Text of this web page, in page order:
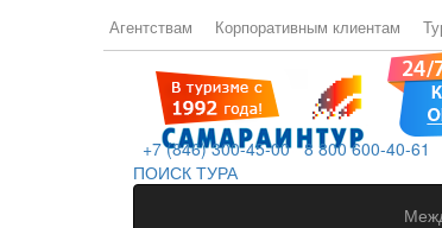
Агентствам Корпоративным клиентам
+7 (846) 300-45-00 8 800 600-40-61
ПОИСК ТУРА